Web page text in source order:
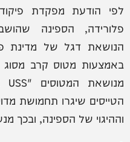
לפי הודעת מפקדת
הנושאת דגל של מדינת
הטייסים שיגרו תחמושת
וההיגוי של הספינה, ובכך